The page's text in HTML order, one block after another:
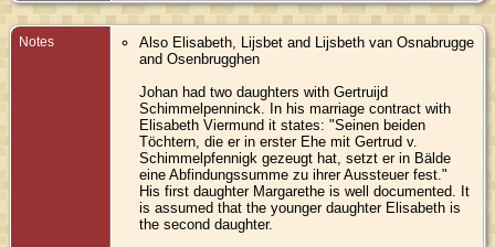
Notes
Also Elisabeth, Lijsbet and Lijsbeth van Osnabrugge
and Osenbrugghen
Johan had two daughters with Gertruijd
Schimmelpenninck. In his marriage contract with
Elisabeth Viermund it states: "Seinen beiden
Töchtern, die er in erster Ehe mit Gertrud v.
Schimmelpfennigk gezeugt hat, setzt er in Bälde
eine Abfindungssumme zu ihrer Aussteuer fest."
His first daughter Margarethe is well documented. It
is assumed that the younger daughter Elisabeth is
the second daughter.